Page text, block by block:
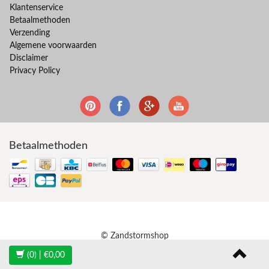
Klantenservice
Betaalmethoden
Verzending
Algemene voorwaarden
Disclaimer
Privacy Policy
Betaalmethoden
© Zandstormshop
(0) | €0,00